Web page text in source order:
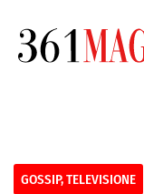
GOSSIP,TELEVISIONE